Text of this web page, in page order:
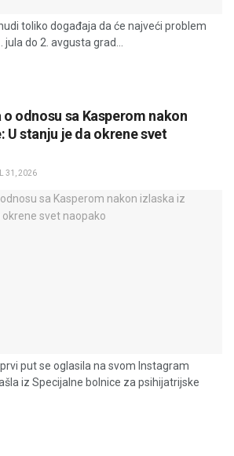
toliko događaja da će najveći problem
do 2. avgusta grad...
odnosu sa Kasperom nakon
U stanju je da okrene svet
31, 2026
put se oglasila na svom Instagram
iz Specijalne bolnice za psihijatrijske